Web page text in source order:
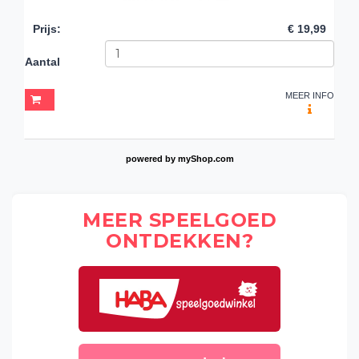
Prijs: € 19,99
Aantal
MEER INFO
powered by myShop.com
MEER SPEELGOED
ONTDEKKEN?